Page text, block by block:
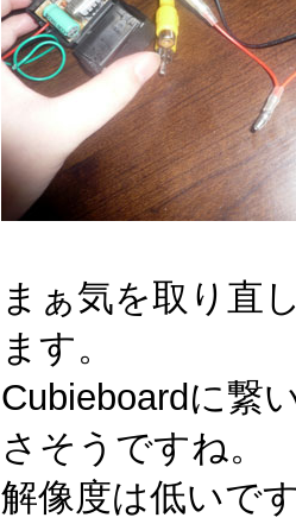
まぁ気を取り直
ます。
Cubieboardに繋
さそうですね。
解像度は低いで